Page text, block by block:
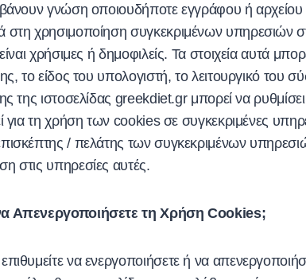
γνώση οποιουδήποτε εγγράφου ή
χρησιμοποίηση συγκεκριμένων υπηρεσιών
χρήσιμες ή δημοφιλείς. Τα στοιχεία αυτά
το είδος του υπολογιστή, το λειτουργικό του
της ιστοσελίδας greekdiet.gr μπορεί να
για τη χρήση των cookies σε συγκεκριμένες
/ πελάτης των συγκεκριμένων
στις υπηρεσίες αυτές.
Απενεργοποιήσετε τη Χρήση Cookies;
να ενεργοποιήσετε ή να